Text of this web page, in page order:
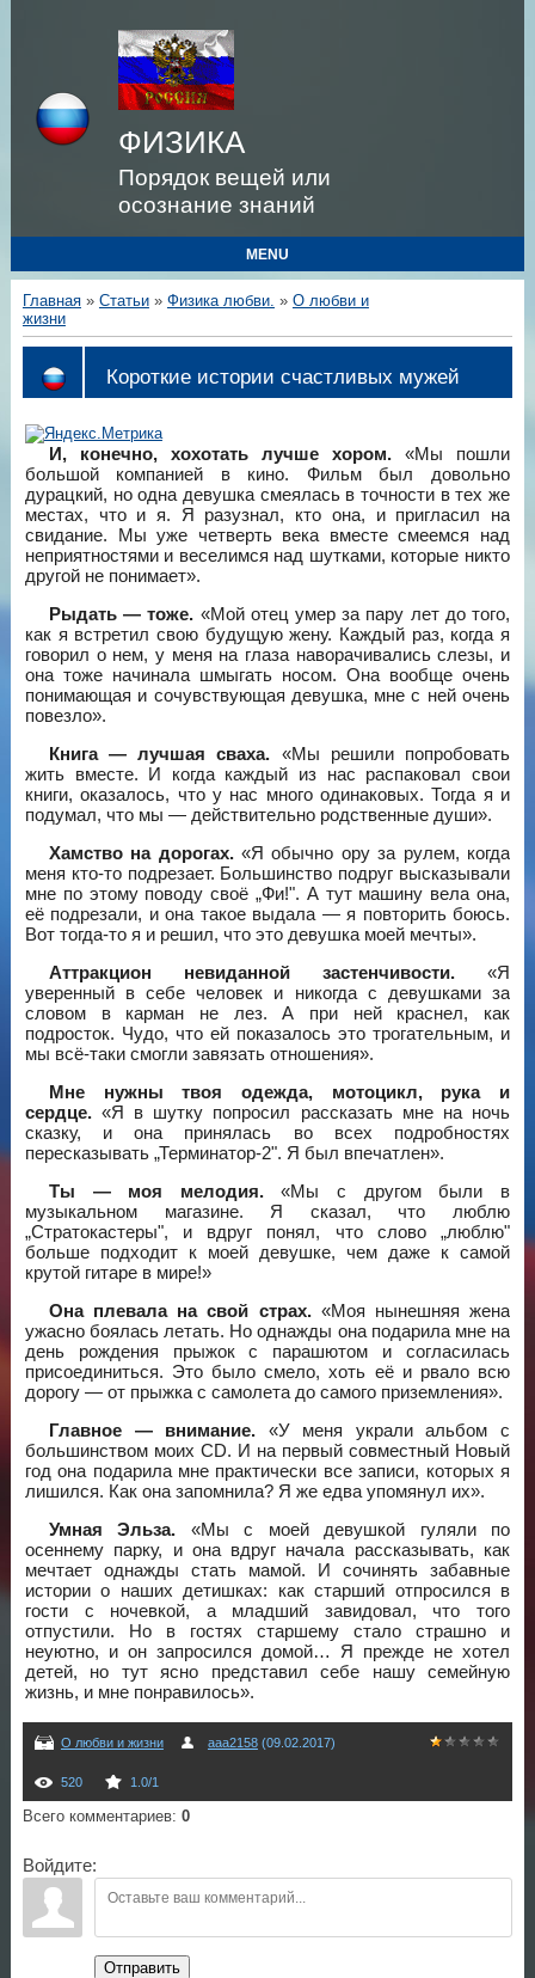
ФИЗИКА
Порядок вещей или
осознание знаний
MENU
Главная» Статьи» Физика любви. » О любви и
жизни
Короткие истории счастливых мужей
И, конечно, хохотать лучше хором.«Мы пошли
большой компанией в кино. Фильм был довольно
дурацкий, но одна девушка смеялась в точности в тех же
местах, что и я. Я разузнал, кто она, и пригласил на
свидание. Мы уже четверть века вместе смеемся над
неприятностями и веселимся над шутками, которые никто
другой не понимает».
Рыдать — тоже. «Мой отец умер за пару лет до того,
как я встретил свою будущую жену. Каждый раз, когда я
говорил о нем, у меня на глаза наворачивались слезы, и
она тоже начинала шмыгать носом. Она вообще очень
понимающая и сочувствующая девушка, мне с ней очень
повезло».
Книга — лучшая сваха. «Мы решили попробовать
жить вместе. И когда каждый из нас распаковал свои
книги, оказалось, что у нас много одинаковых. Тогда я и
подумал, что мы — действительно родственные души».
Хамство на дорогах.«Я обычно ору за рулем, когда
меня кто-то подрезает. Большинство подруг высказывали
мне по этому поводу своё „Фи!". А тут машину вела она,
её подрезали, и она такое выдала — я повторить боюсь.
Вот тогда-то я и решил, что это девушка моей мечты».
Аттракцион невиданной застенчивости.«Я
уверенный в себе человек и никогда с девушками за
словом в карман не лез. А при ней краснел, как
подросток. Чудо, что ей показалось это трогательным, и
мы всё-таки смогли завязать отношения».
Мне нужны твоя одежда, мотоцикл, рука и
сердце.«Я в шутку попросил рассказать мне на ночь
сказку, и она принялась во всех подробностях
пересказывать „Терминатор-2". Я был впечатлен».
Ты — моя мелодия.«Мы с другом были в
музыкальном магазине. Я сказал, что люблю
„Стратокастеры", и вдруг понял, что слово „люблю"
больше подходит к моей девушке, чем даже к самой
крутой гитаре в мире!»
Она плевала на свой страх.«Моя нынешняя жена
ужасно боялась летать. Но однажды она подарила мне на
день рождения прыжок с парашютом и согласилась
присоединиться. Это было смело, хоть её и рвало всю
дорогу — от прыжка с самолета до самого приземления».
Главное — внимание. «У меня украли альбом с
большинством моих CD. И на первый совместный Новый
год она подарила мне практически все записи, которых я
лишился. Как она запомнила? Я же едва упомянул их».
Умная Эльза. «Мы с моей девушкой гуляли по
осеннему парку, и она вдруг начала рассказывать, как
мечтает однажды стать мамой. И сочинять забавные
истории о наших детишках: как старший отпросился в
гости с ночевкой, а младший завидовал, что того
отпустили. Но в гостях старшему стало страшно и
неуютно, и он запросился домой… Я прежде не хотел
детей, но тут ясно представил себе нашу семейную
жизнь, и мне понравилось».
О любви и жизни aaa2158(09.02.2017)
520 1.0/1
Всего комментариев: 0
Войдите:
Отправить